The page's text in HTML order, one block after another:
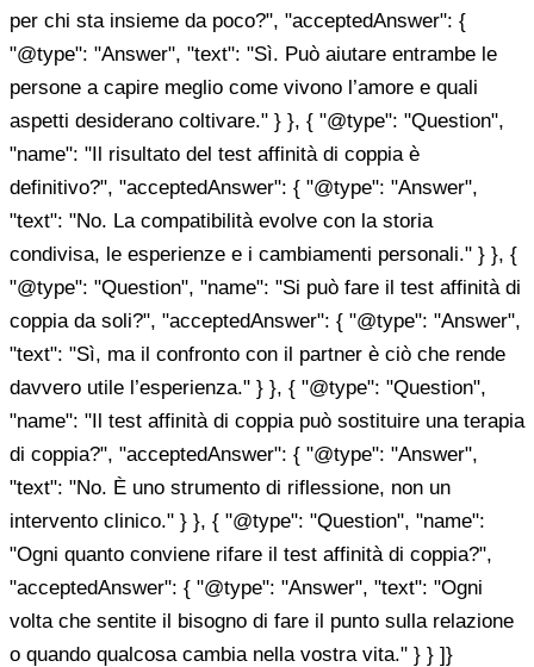
per chi sta insieme da poco?", "acceptedAnswer": {
"@type": "Answer", "text": "Sì. Può aiutare entrambe le
persone a capire meglio come vivono l’amore e quali
aspetti desiderano coltivare." } }, { "@type": "Question",
"name": "Il risultato del test affinità di coppia è
definitivo?", "acceptedAnswer": { "@type": "Answer",
"text": "No. La compatibilità evolve con la storia
condivisa, le esperienze e i cambiamenti personali." } }, {
"@type": "Question", "name": "Si può fare il test affinità di
coppia da soli?", "acceptedAnswer": { "@type": "Answer",
"text": "Sì, ma il confronto con il partner è ciò che rende
davvero utile l’esperienza." } }, { "@type": "Question",
"name": "Il test affinità di coppia può sostituire una terapia
di coppia?", "acceptedAnswer": { "@type": "Answer",
"text": "No. È uno strumento di riflessione, non un
intervento clinico." } }, { "@type": "Question", "name":
"Ogni quanto conviene rifare il test affinità di coppia?",
"acceptedAnswer": { "@type": "Answer", "text": "Ogni
volta che sentite il bisogno di fare il punto sulla relazione
o quando qualcosa cambia nella vostra vita." } } ]}